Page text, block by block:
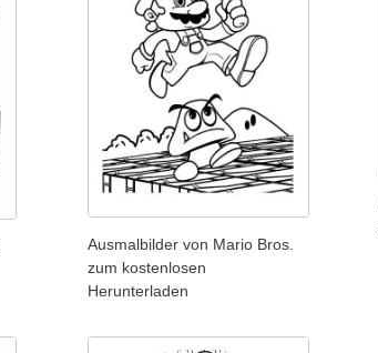
Ausmalbilder von Mario Bros.
zum kostenlosen
Herunterladen